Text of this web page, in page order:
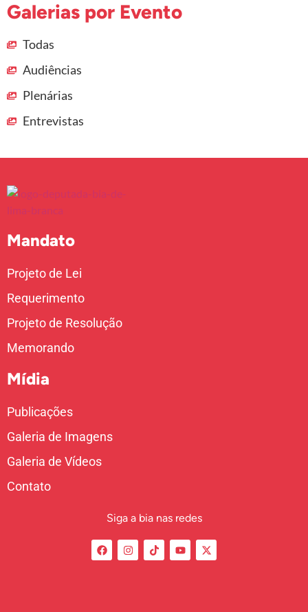
Galerias por Evento
Todas
Audiências
Plenárias
Entrevistas
Mandato
Projeto de Lei
Requerimento
Projeto de Resolução
Memorando
Mídia
Publicações
Galeria de Imagens
Galeria de Vídeos
Contato
Siga a bia nas redes